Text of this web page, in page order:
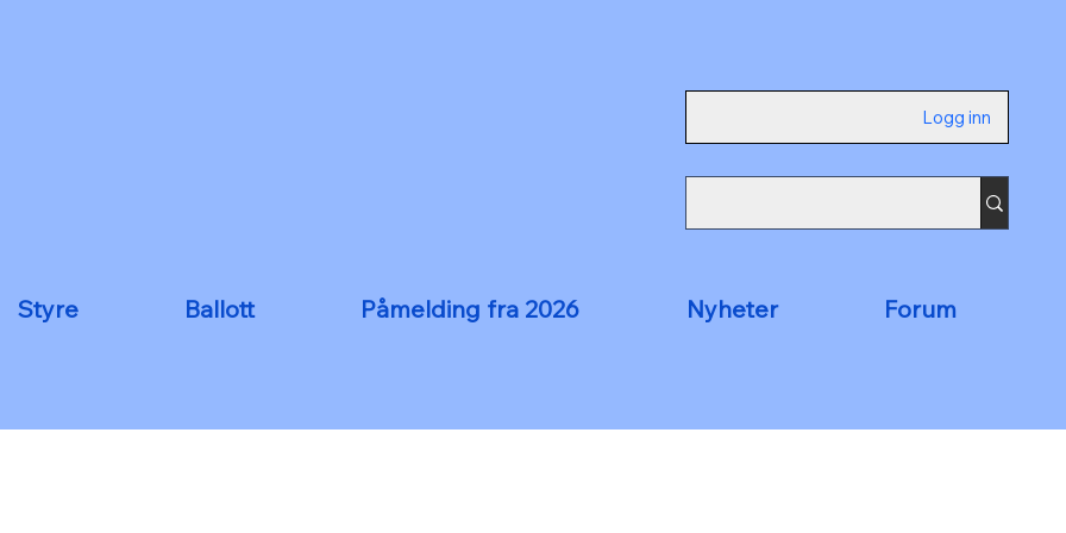
Logg inn
Styre Ballott Påmelding fra 2026 Nyheter Forum